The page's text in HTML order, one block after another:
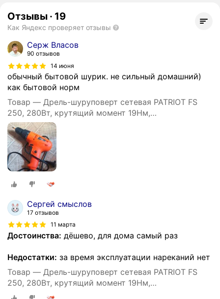
Отзывы · 19
Как Яндекс проверяет отзывы
Серж Власов
90 отзывов
14 июня
обычный бытовой шурик. не сильный домашний)
как бытовой норм
Товар — Дрель-шуруповерт сетевая PATRIOT FS
250, 280Вт, крутящий момент 19Нм,
быстрозажимной патрон
Сергей смыслов
17 отзывов
11 марта
Достоинства: дёшево, для дома самый раз
Недостатки: за время эксплуатации нареканий нет
Товар — Дрель-шуруповерт сетевая PATRIOT FS
250, 280Вт, крутящий момент 19Нм,
быстрозажимной патрон